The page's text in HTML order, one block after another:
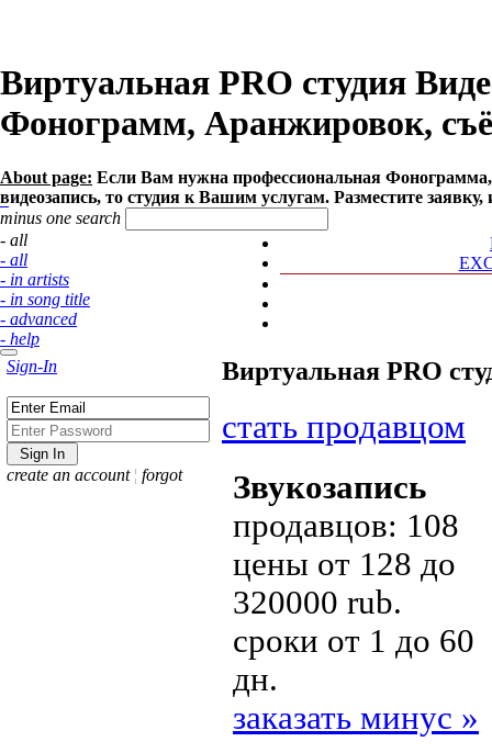
Виртуальная PRO студия
Фонограмм, Аранжировок,
About page: Если Вам нужна профессиональная
видеозапись, то студия к Вашим услугам. Разместите
minus one search
- all
- all
- in artists
- in song title
- advanced
- help
Sign-In
create an account ¦ forgot
Виртуальная PRO
стать продавцом
Звукозапись
продавцов: 108
цены от 128 до
320000 rub.
сроки от 1 до 60
дн.
заказать минус »